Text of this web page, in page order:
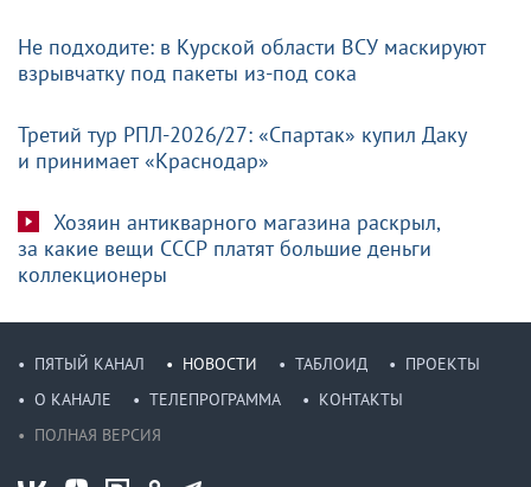
Не подходите: в Курской области ВСУ маскируют
взрывчатку под пакеты из-под сока
Третий тур РПЛ-2026/27: «Спартак» купил Даку
и принимает «Краснодар»
Хозяин антикварного магазина раскрыл,
за какие вещи СССР платят большие деньги
коллекционеры
ПЯТЫЙ КАНАЛ НОВОСТИ ТАБЛОИД
ПРОЕКТЫ
О КАНАЛЕ
ТЕЛЕПРОГРАММА
КОНТАКТЫ
ПОЛНАЯ ВЕРСИЯ